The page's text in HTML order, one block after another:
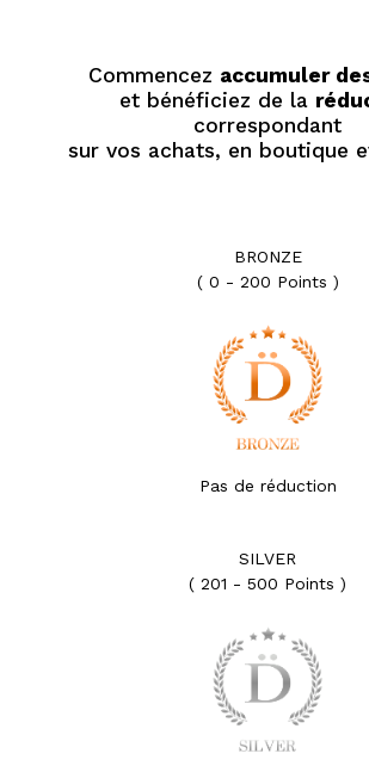
Commencez accumuler
et bénéficiez de la
correspondant
sur vos achats, en boutique
BRONZE
( 0 - 200 Points )
Pas de réduction
SILVER
( 201 - 500 Points )